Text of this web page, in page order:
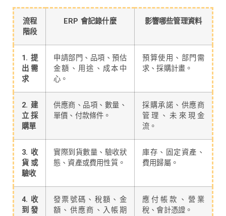
流程
階段
ERP 會記錄什麼 影響哪些管理資料
1. 提
出需
求
申請部門、品項、預估
金額、用途、成本中
心。
預算使用、部門需
求、採購計畫。
2. 建
立採
購單
供應商、品項、數量、
單價、付款條件。
採購承諾、供應商
管理、未來現金
流。
3. 收
貨或
驗收
實際到貨數量、驗收狀
態、資產或費用性質。
庫存、固定資產、
費用歸屬。
4. 收
到發
發票號碼、稅額、金
額、供應商、入帳期
應付帳款、營業
稅、會計憑證。